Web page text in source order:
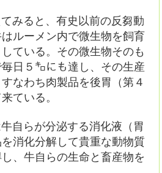
みると、有史以前の反芻動
ルーメン内で微生物を飼育
ている。その微生物そのも
日５㌔にも達し、その生産
なわち肉製品を後胃（第４
ている。
自らが分泌する消化液（胃
消化分解して貴重な動物質
、牛自らの生命と畜産物を